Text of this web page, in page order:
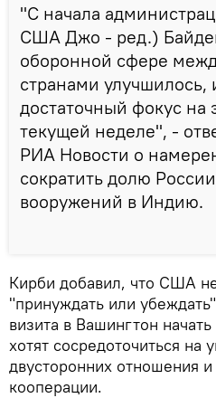
"С начала
США Джо - ред.)
оборонной сфере
странами улучшилось,
достаточный фокус на
текущей неделе", -
РИА Новости о
сократить долю
вооружений в Индию.
Кирби добавил, что США
"принуждать или
визита в Вашингтон
хотят сосредоточиться на
двусторонних отношения
кооперации.